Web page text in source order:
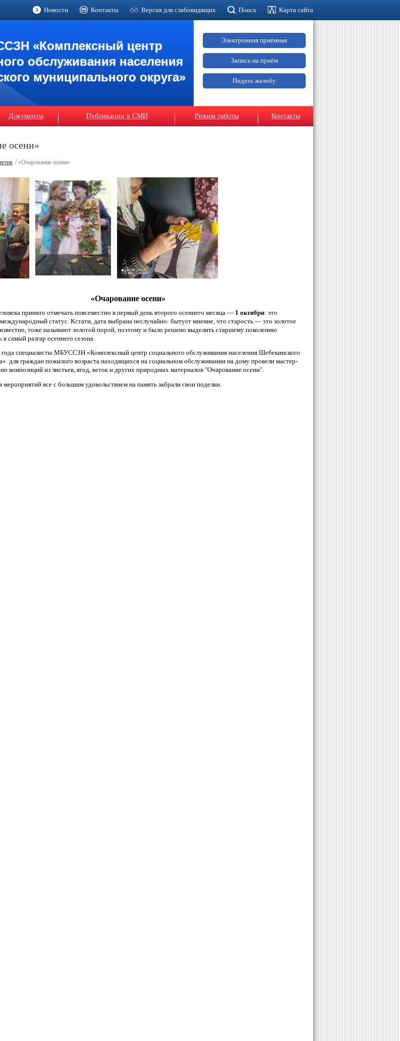
Новости Контакты Версия для слабовидящих Поиск Карта сайта
«Комплексный центр
обслуживания населения
муниципального округа»
Электронная приёмная
Запись на приём
Подать жалобу
Документы Публикации в СМИ Режим работы Контакты
осени»
/ «Очарование осени»
«Очарование осени»
принято отмечать повсеместно в первый день второго осеннего месяца — 1 октября: это
статус. Кстати, дата выбрана неслучайно: бытует мнение, что старость — это золотое
тоже называют золотой порой, поэтому и было решено выделить старшему поколению
самый разгар осеннего сезона.
года специалисты МБУССЗН «Комплексный центр социального обслуживания населения Шебекинского
для граждан пожилого возраста находящихся на социальном обслуживании на дому провели мастер-
композиций из листьев, ягод, веток и других природных материалов "Очарование осени".
мероприятий все с большим удовольствием на память забрали свои поделки.